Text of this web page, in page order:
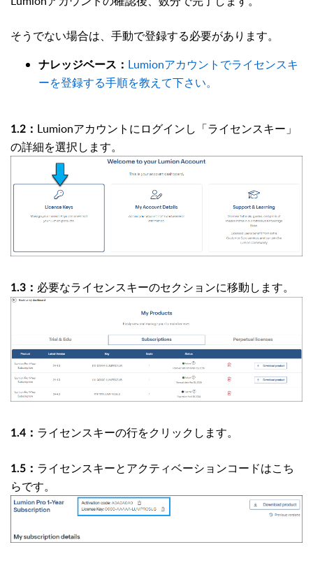
そうでない場合は、手動で登録する必要があります。
ナレッジベース： Lumionアカウントでライセンスキ
ーを登録する手順を教えて下さい。
1.2： Lumionアカウントにログインし「ライセンスキー」
の詳細を選択します。
1.3： 必要なライセンスキーのセクションに移動します。
1.4： ライセンスキーの行をクリックします。
1.5： ライセンスキーとアクティベーションコードはこち
らです。